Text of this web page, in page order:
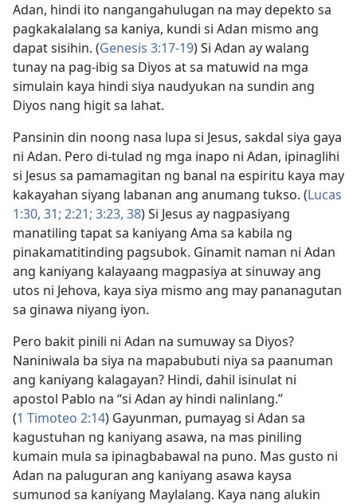
Adan, hindi ito nangangahulugan na may depekto sa
pagkakalalang sa kaniya, kundi si Adan mismo ang
dapat sisihin. (Genesis 3:17-19) Si Adan ay walang
tunay na pag-ibig sa Diyos at sa matuwid na mga
simulain kaya hindi siya naudyukan na sundin ang
Diyos nang higit sa lahat.
Pansinin din noong nasa lupa si Jesus, sakdal siya gaya
ni Adan. Pero di-tulad ng mga inapo ni Adan, ipinaglihi
si Jesus sa pamamagitan ng banal na espiritu kaya may
kakayahan siyang labanan ang anumang tukso. (Lucas
1:30, 31; 2:21; 3:23, 38) Si Jesus ay nagpasiyang
manatiling tapat sa kaniyang Ama sa kabila ng
pinakamatitinding pagsubok. Ginamit naman ni Adan
ang kaniyang kalayaang magpasiya at sinuway ang
utos ni Jehova, kaya siya mismo ang may pananagutan
sa ginawa niyang iyon.
Pero bakit pinili ni Adan na sumuway sa Diyos?
Naniniwala ba siya na mapabubuti niya sa paanuman
ang kaniyang kalagayan? Hindi, dahil isinulat ni
apostol Pablo na “si Adan ay hindi nalinlang.”
(1 Timoteo 2:14) Gayunman, pumayag si Adan sa
kagustuhan ng kaniyang asawa, na mas piniling
kumain mula sa ipinagbabawal na puno. Mas gusto ni
Adan na paluguran ang kaniyang asawa kaysa
sumunod sa kaniyang Maylalang. Kaya nang alukin